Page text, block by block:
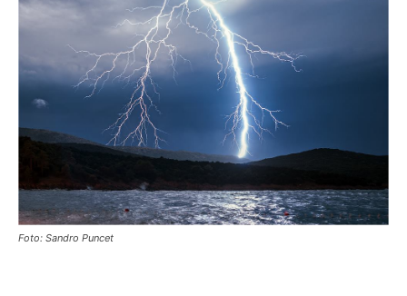
Foto: Sandro Puncet